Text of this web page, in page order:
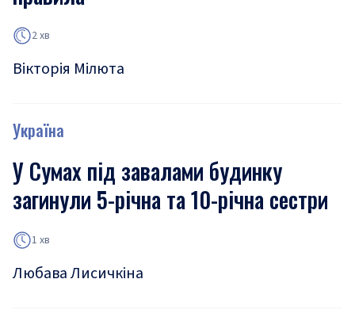
2 хв
Вікторія Мілюта
Україна
У Сумах під завалами будинку
загинули 5-річна та 10-річна сестри
1 хв
Любава Лисичкіна